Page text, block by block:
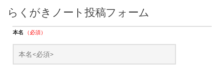
らくがきノート投稿フォーム
本名 （必須）